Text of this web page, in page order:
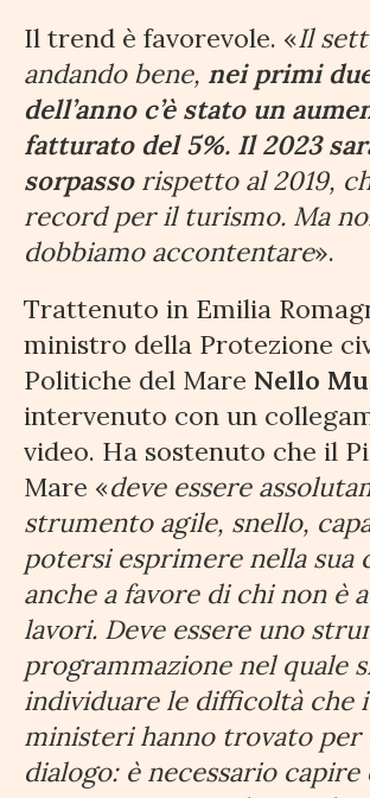
Il trend è favorevole. «Il
andando bene, nei primi
dell’anno c’è stato un
fatturato del 5%. Il 2023
sorpassorispetto al 2019,
record per il turismo. Ma
dobbiamo accontentare».
Trattenuto in Emilia
ministro della Protezione
Politiche del Mare Nello
intervenuto con un
video. Ha sostenuto che il
Mare «deve essere
strumento agile, snello,
potersi esprimere nella sua
anche a favore di chi non è
lavori. Deve essere uno
programmazione nel quale
individuare le difficoltà che
ministeri hanno trovato per
dialogo: è necessario capire